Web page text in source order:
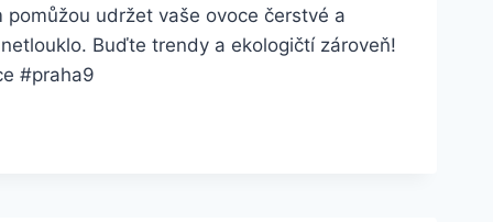
pomůžou udržet vaše ovoce čerstvé a
Buďte trendy a ekologičtí zároveň!
#praha9